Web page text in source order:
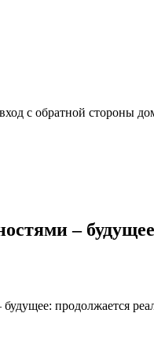
с обратной стороны
–
продолжается